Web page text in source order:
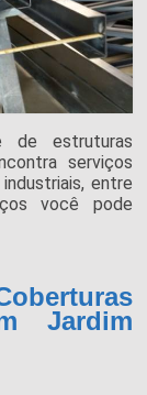
de estruturas
serviços
entre
você pode
Jardim